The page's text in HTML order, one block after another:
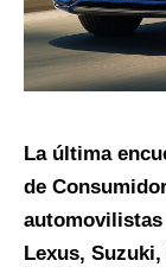
La última
de
automovilistas
Lexus,